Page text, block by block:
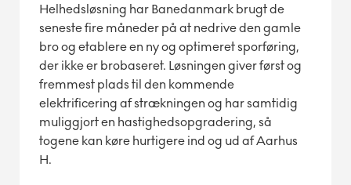
Helhedsløsning har Banedanmark brugt de
seneste fire måneder på at nedrive den gamle
bro og etablere en ny og optimeret sporføring,
der ikke er brobaseret. Løsningen giver først og
fremmest plads til den kommende
elektrificering af strækningen og har samtidig
muliggjort en hastighedsopgradering, så
togene kan køre hurtigere ind og ud af Aarhus
H.